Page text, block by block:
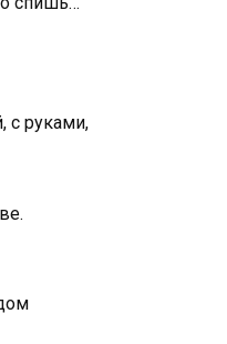
с руками,